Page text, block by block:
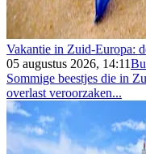
Vakantie in Zuid-Europa:
05 augustus 2026, 14:11
Sommige beestjes die in
overlast veroorzaken...